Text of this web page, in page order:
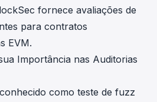
fornece avaliações de
para contratos
EVM.
Importância nas Auditorias
como teste de fuzz